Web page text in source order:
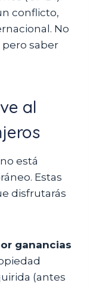
conflicto,
No
saber
al
está
Estas
disfrutarás
ganancias
(antes